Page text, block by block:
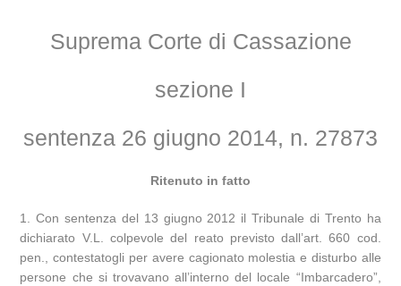
Suprema Corte di Cassazione
sezione I
sentenza 26 giugno 2014, n. 27873
Ritenuto in fatto
1. Con sentenza del 13 giugno 2012 il Tribunale di Trento ha
dichiarato V.L. colpevole del reato previsto dall’art. 660 cod.
pen., contestatogli per avere cagionato molestia e disturbo alle
persone che si trovavano all’interno del locale “Imbarcadero”,